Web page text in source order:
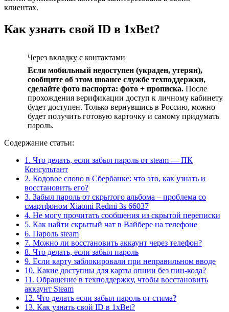
клиентах.
Как узнать свой ID в 1xBet?
Через вкладку с контактами
Если мобильный недоступен (украден, утерян),
сообщите об этом нюансе службе техподдержки,
сделайте фото паспорта: фото + прописка. После
прохождения верификации доступ к личному кабинету
будет доступен. Только вернувшись в Россию, можно
будет получить готовую карточку и самому придумать
пароль.
Содержание статьи:
1. Что делать, если забыл пароль от steam — ПК
Консультант
2. Кодовое слово в Сбербанке: что это, как узнать и
восстановить его?
3. Забыл пароль от скрытого альбома – проблема со
смартфоном Xiaomi Redmi 3s 66037
4. Не могу прочитать сообщения из скрытой переписки
5. Как найти скрытый чат в Вайбере на телефоне
6. Пароль steam
7. Можно ли восстановить аккаунт через телефон?
8. Что делать, если забыл пароль
9. Если карту заблокировали при неправильном вводе
10. Какие доступны для карты опции без пин-кода?
11. Обращение в техподдержку, чтобы восстановить
аккаунт Steam
12. Что делать если забыл пароль от стима?
13. Как узнать свой ID в 1xBet?